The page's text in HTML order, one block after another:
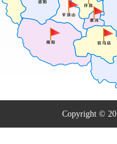
Copyright ©